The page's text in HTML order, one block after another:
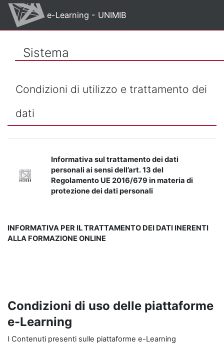
Vai al contenuto principale
e-Learning - UNIMIB
Sistema
Condizioni di utilizzo e trattamento dei
dati
Informativa sul trattamento dei dati
personali ai sensi dell’art. 13 del
Regolamento UE 2016/679 in materia di
protezione dei dati personali
INFORMATIVA PER IL TRATTAMENTO DEI DATI INERENTI
ALLA FORMAZIONE ONLINE
Condizioni di uso delle piattaforme
e-Learning
I Contenuti presenti sulle piattaforme e-Learning